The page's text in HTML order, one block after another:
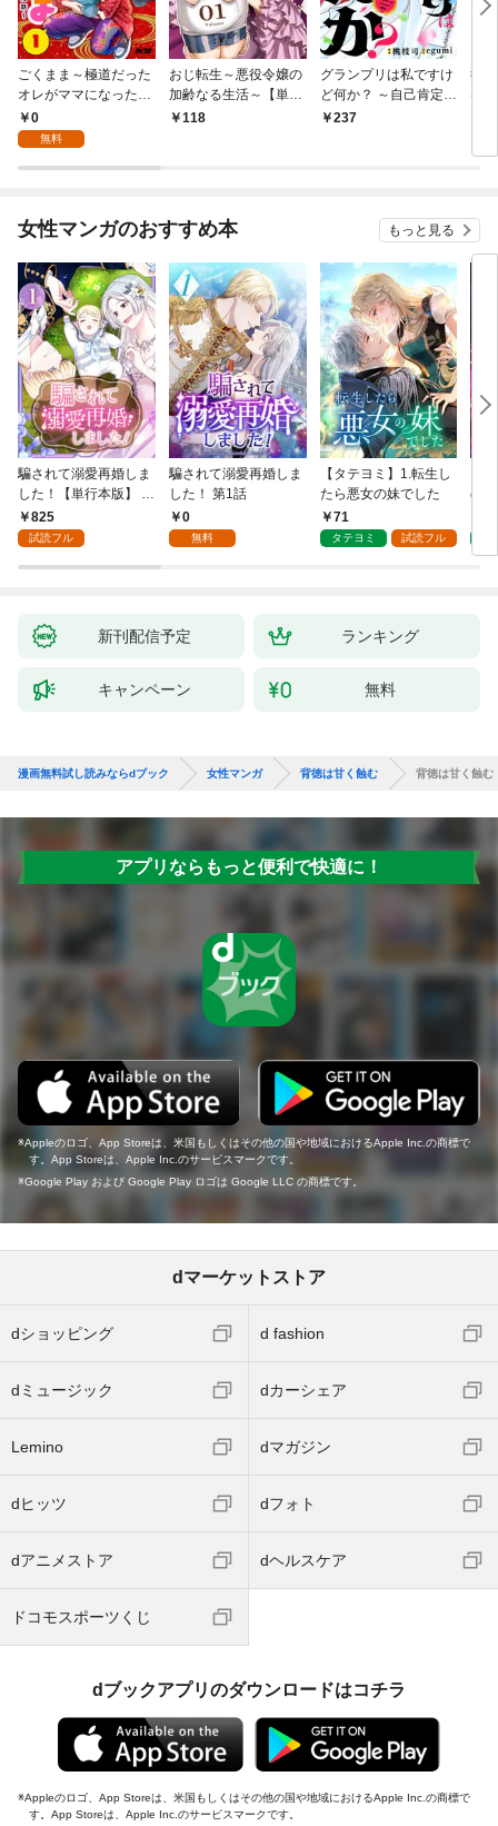
ごくまま～極道だった
オレがママになった話
～【単話】（１）
0
無料
おじ転生～悪役令嬢の
加齢なる生活～【単
話】（１）
118
グランプリは私ですけ
ど何か？ ～自己肯定モ
ンスターのミスコン無
237
後
は
女性マンガのおすすめ本 もっと見る
騙されて溺愛再婚しま
した！【単行本版】 1
巻825
試読フル
騙されて溺愛再婚しま
した！ 第1話
0
無料
【タテヨミ】1.転生し
たら悪女の妹でした
71
タテヨミ 試読フル
の
新刊配信予定 ランキング
キャンペーン 無料
漫画無料試し読みならdブック 女性マンガ 背徳は甘く蝕む 背徳は甘く蝕む
アプリならもっと便利で快適に！
Appleのロゴ、App Storeは、米国もしくはその他の国や地域におけるApple Inc.の商標で
す。App Storeは、Apple Inc.のサービスマークです。
Google Play および Google Play ロゴは Google LLC の商標です。
dマーケットストア
dショッピング d fashion
dミュージック dカーシェア
Lemino dマガジン
dヒッツ dフォト
dアニメストア dヘルスケア
ドコモスポーツくじ
dブックアプリのダウンロードはコチラ
Appleのロゴ、App Storeは、米国もしくはその他の国や地域におけるApple Inc.の商標で
す。App Storeは、Apple Inc.のサービスマークです。